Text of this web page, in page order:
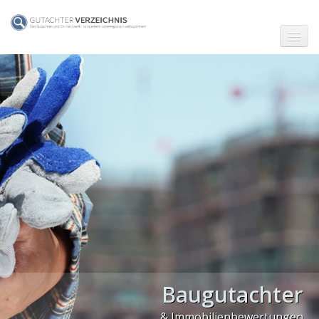
☗ Start
Gutachter in Berlin
Gutachter in Frankfurt (Main)
Gutachter in Hamburg
Gutachter in Köln
Gutachter in München
Gutachter in Stuttgart
PLZ Gebiet 0
PLZ Gebiet 1
Baugutachter